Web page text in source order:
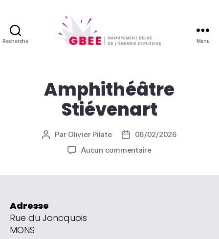
Recherche
Belge
de
l'énergie
explosive
Menu
Amphithéâtre
Stiévenart
Auteur
l’article
Par Olivier Pilate
Date06/02/2026
Aucun commentairesur
Adresse
Rue du Joncquois
MONS